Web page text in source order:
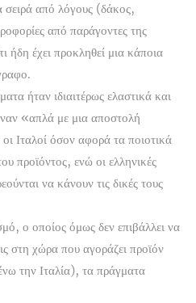
σειρά από λόγους (δάκος,
από παράγοντες της
ήδη έχει προκληθεί μια κάποια
ήταν ιδιαιτέρως ελαστικά και
«απλά με μια αποστολή
Ιταλοί όσον αφορά τα ποιοτικά
προϊόντος, ενώ οι ελληνικές
να κάνουν τις δικές τους
ο οποίος όμως δεν επιβάλλει να
στη χώρα που αγοράζει προϊόν
την Ιταλία), τα πράγματα